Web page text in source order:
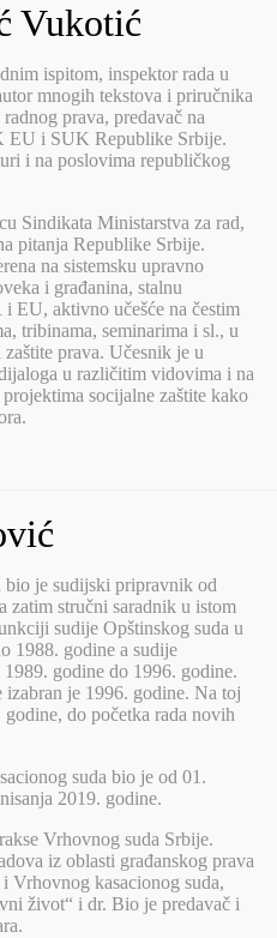
Vukotić
ispitom, inspektor rada u
mnogih tekstova i priručnika
prava, predavač na
EU i SUK Republike Srbije.
i na poslovima republičkog
Sindikata Ministarstva za rad,
pitanja Republike Srbije.
na sistemsku upravno
i građanina, stalnu
EU, aktivno učešće na čestim
tribinama, seminarima i sl., u
prava. Učesnik je u
u različitim vidovima i na
socijalne zaštite kako
je sudijski pripravnik od
zatim stručni saradnik u istom
sudije Opštinskog suda u
1988. godine a sudije
godine do 1996. godine.
je 1996. godine. Na toj
do početka rada novih
suda bio je od 01.
2019. godine.
Vrhovnog suda Srbije.
iz oblasti građanskog prava
Vrhovnog kasacionog suda,
život“ i dr. Bio je predavač i